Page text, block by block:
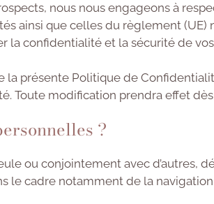
nous nous engageons à
ainsi que celles du règlement (UE)
la confidentialité et la sécurité de
la présente Politique de
Toute modification prendra effet
?
ou conjointement avec d’autres,
le cadre notamment de la navigation